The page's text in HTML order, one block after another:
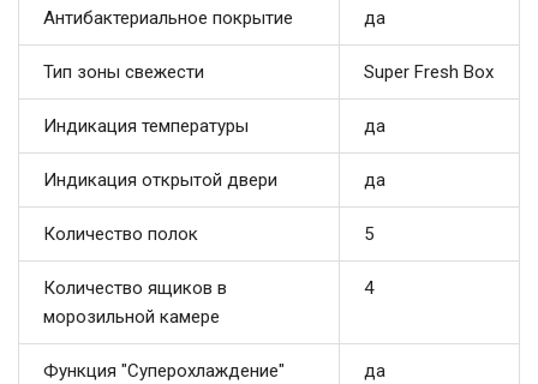
Антибактериальное покрытие да
Тип зоны свежести Super Fresh Box
Индикация температуры да
Индикация открытой двери да
Количество полок 5
Количество ящиков в
морозильной камере
4
Функция "Суперохлаждение" да